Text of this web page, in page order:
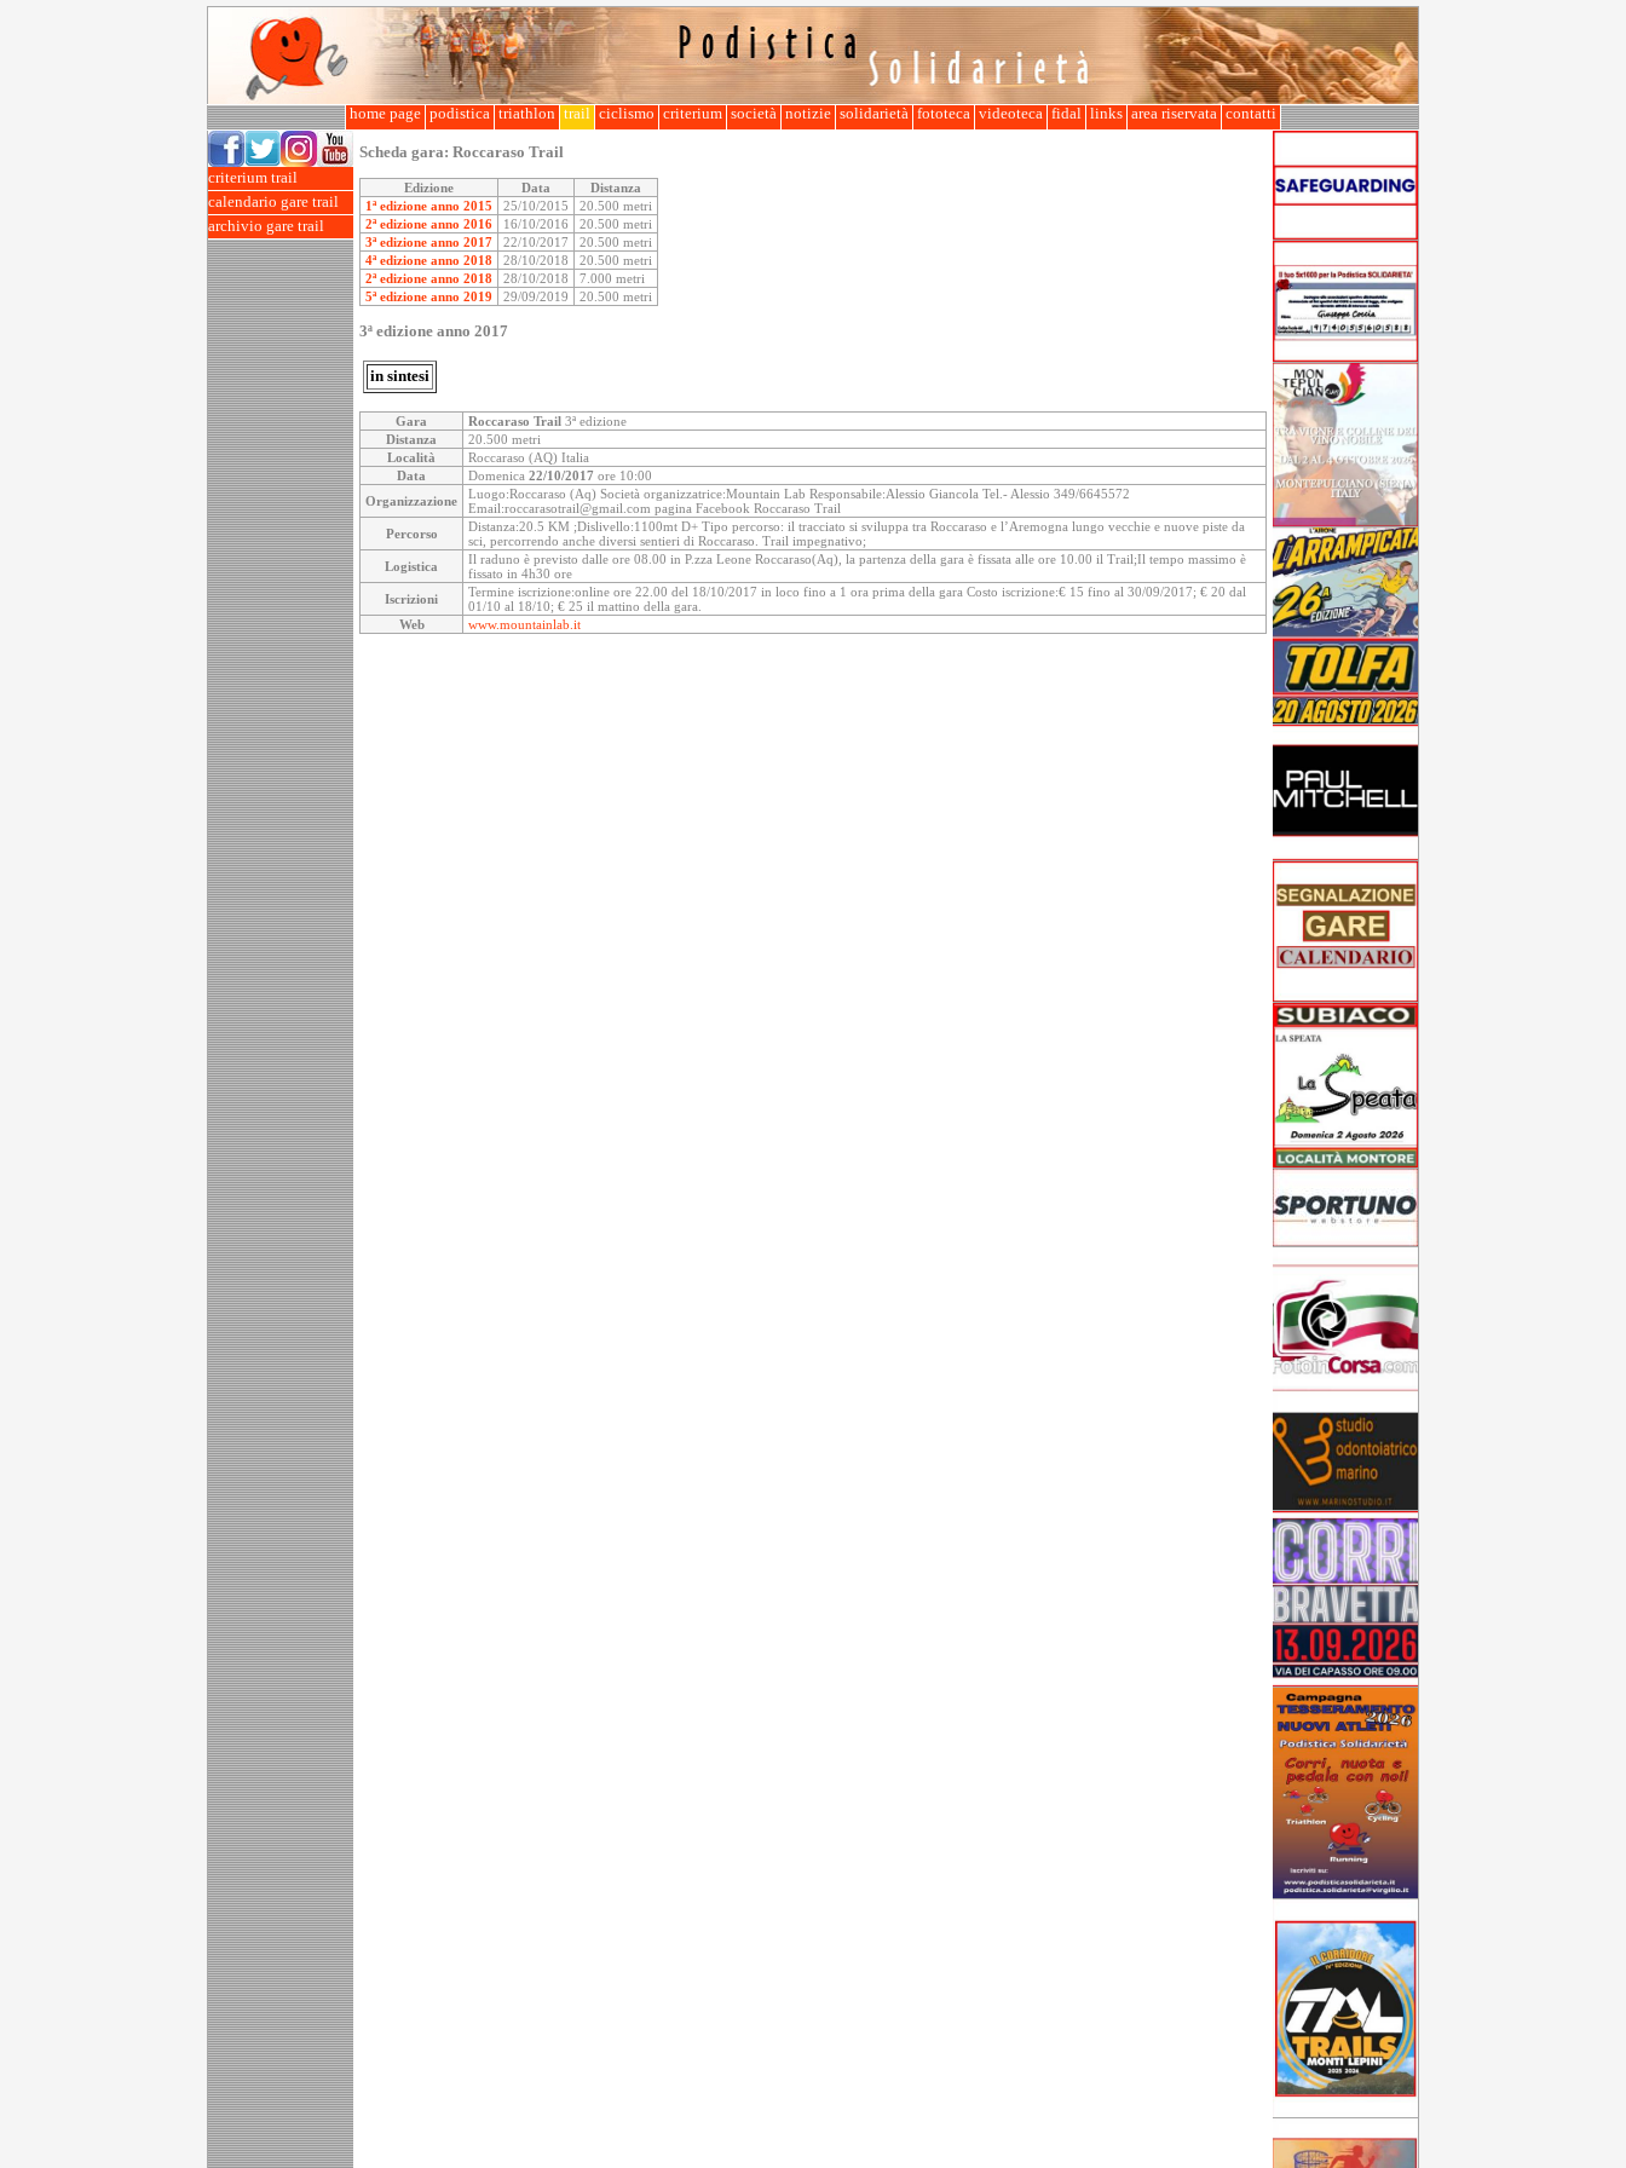
home page podistica triathlon trail ciclismo criterium società notizie solidarietà fototeca videoteca fidal links area riservata contatti
criterium trail
calendario gare trail
archivio gare trail
Scheda gara: Roccaraso Trail
Edizione Data
Distanza
1ª edizione anno 2015
25/10/2015
20.500 metri
2ª edizione anno 2016
16/10/2016
20.500 metri
3ª edizione anno 2017
22/10/2017
20.500 metri
4ª edizione anno 2018
28/10/2018
20.500 metri
2ª edizione anno 2018
28/10/2018
7.000 metri
5ª edizione anno 2019
29/09/2019 20.500 metri
3ª edizione anno 2017
in sintesi
Gara Roccaraso Trail 3ª edizione
Distanza
20.500 metri
Località
Roccaraso (AQ) Italia
Data
Domenica 22/10/2017 ore 10:00
Organizzazione
Luogo:Roccaraso (Aq) Società organizzatrice:Mountain Lab Responsabile:Alessio Giancola Tel.- Alessio 349/6645572
Email:roccarasotrail@gmail.com pagina Facebook Roccaraso Trail
Percorso
Distanza:20.5 KM ;Dislivello:1100mt D+ Tipo percorso: il tracciato si sviluppa tra Roccaraso e l’Aremogna lungo vecchie e nuove piste da
sci, percorrendo anche diversi sentieri di Roccaraso. Trail impegnativo;
Logistica
Il raduno è previsto dalle ore 08.00 in P.zza Leone Roccaraso(Aq), la partenza della gara è fissata alle ore 10.00 il Trail;Il tempo massimo è
fissato in 4h30 ore
Iscrizioni
Termine iscrizione:online ore 22.00 del 18/10/2017 in loco fino a 1 ora prima della gara Costo iscrizione:€ 15 fino al 30/09/2017; € 20 dal
01/10 al 18/10; € 25 il mattino della gara.
Web
www.mountainlab.it